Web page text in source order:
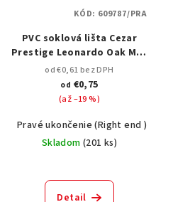
PVC soklová lišta Cezar
Prestige Leonardo Oak Mat
M284 – 75 mm, 2,5 m
od €0,61 bez DPH
od €0,75
(až –19 %)
Pravé ukončenie (Right end )
Skladom (201 ks)
Detail
KÓD: 609787/PRA